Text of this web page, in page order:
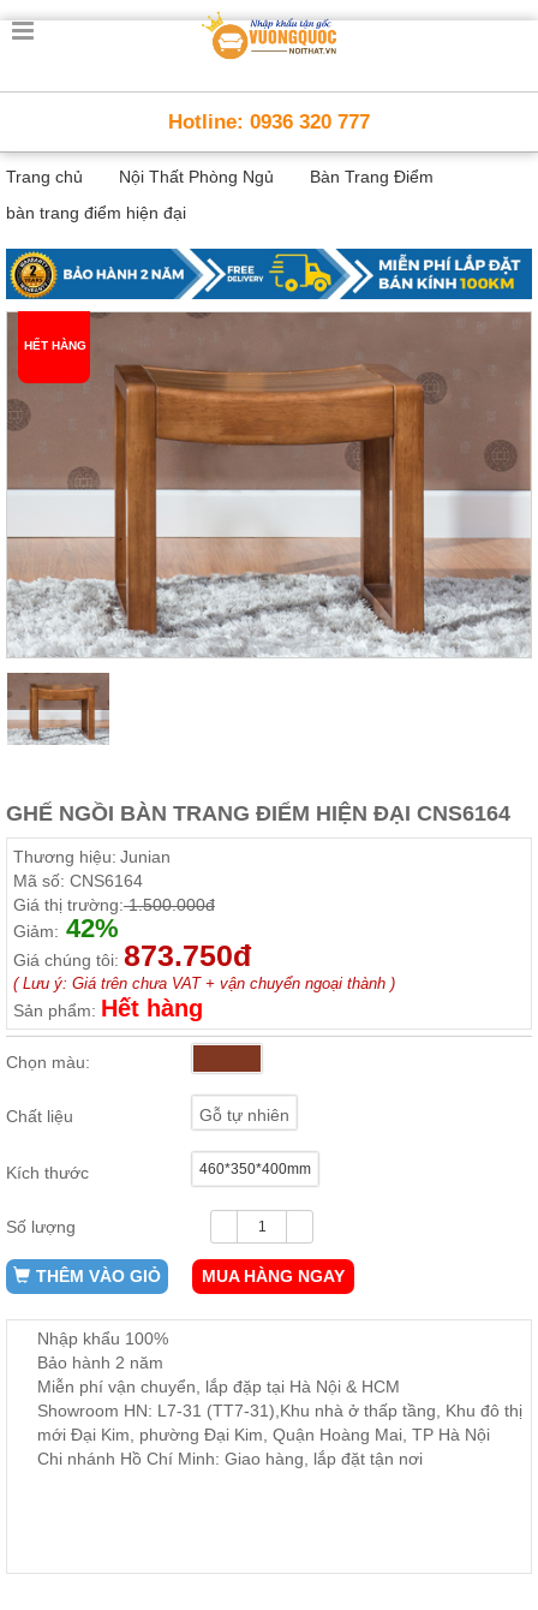
Trang
Thông
Minh
Nội
thất
minh
Nội
Thất
Em
Giường
tầng,
Phòng
Khách
Sofa,
tủ
trà...
Nội
Phòng
Giường
áo, bàn
trang
điểm
Nội
Thất
Phòng
Bàn
ghế
ăn,
Thất
Ban
Công,
Vườn
Trí
Hotline: 0936 320 777
Trang chủ Nội Thất Phòng Ngủ
Bàn Trang Điểm
bàn trang điểm hiện đại
HẾT HÀNG
GHẾ NGỒI BÀN TRANG ĐIỂM HIỆN ĐẠI CNS6164
Thương hiệu: Junian
Mã số: CNS6164
Giá thị trường:1.500.000đ
Giảm: 42%
Giá chúng tôi: 873.750đ
( Lưu ý: Giá trên chưa VAT + vận chuyển ngoại thành )
Sản phẩm: Hết hàng
Chọn màu:
Chất liệu Gỗ tự nhiên
Kích thước 460*350*400mm
Số lượng
THÊM VÀO GIỎ MUA HÀNG NGAY
Nhập khẩu 100%
Bảo hành 2 năm
Miễn phí vận chuyển, lắp đặp tại Hà Nội & HCM
Showroom HN: L7-31 (TT7-31),Khu nhà ở thấp tầng, Khu đô thị
mới Đại Kim, phường Đại Kim, Quận Hoàng Mai, TP Hà Nội
Chi nhánh Hồ Chí Minh: Giao hàng, lắp đặt tận nơi